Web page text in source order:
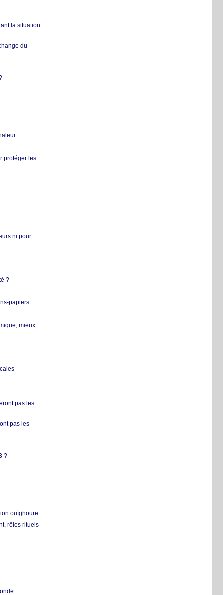
la situation
du
protéger les
ni pour
?
papiers
mieux
pas les
pas les
?
ouïghoure
rôles rituels